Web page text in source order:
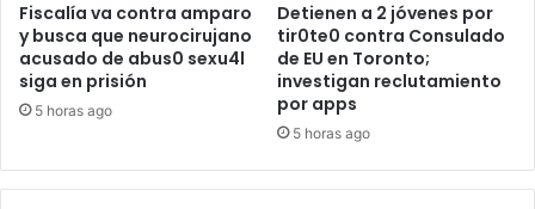
Fiscalía va contra amparo
y busca que neurocirujano
acusado de abus0 sexu4l
siga en prisión
5 horas ago
Detienen a 2 jóvenes por
tir0te0 contra Consulado
de EU en Toronto;
investigan reclutamiento
por apps
5 horas ago